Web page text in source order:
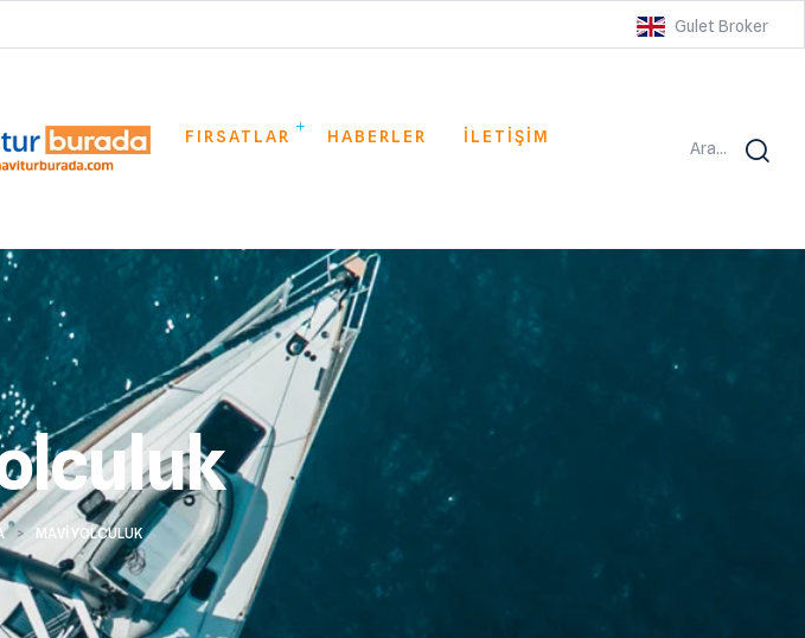
Gulet Broker
FIRSATLAR HABERLER İLETİŞİM
Ara...
> MAVI YOLCULUK